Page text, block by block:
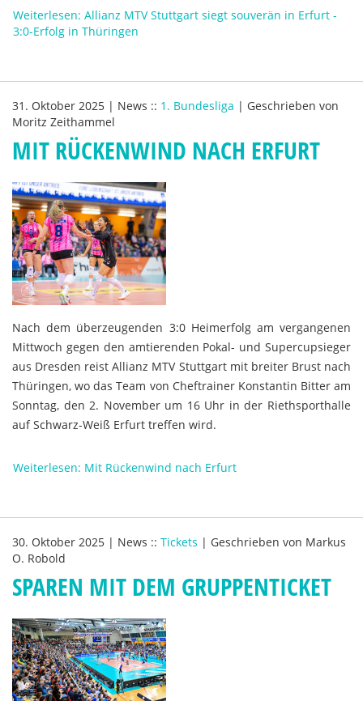
Weiterlesen: Allianz MTV Stuttgart siegt souverän in Erfurt -
3:0-Erfolg in Thüringen
31. Oktober 2025 | News :: 1. Bundesliga | Geschrieben von
Moritz Zeithammel
MIT RÜCKENWIND NACH ERFURT
Nach dem überzeugenden 3:0 Heimerfolg am vergangenen
Mittwoch gegen den amtierenden Pokal- und Supercupsieger
aus Dresden reist Allianz MTV Stuttgart mit breiter Brust nach
Thüringen, wo das Team von Cheftrainer Konstantin Bitter am
Sonntag, den 2. November um 16 Uhr in der Riethsporthalle
auf Schwarz-Weiß Erfurt treffen wird.
Weiterlesen: Mit Rückenwind nach Erfurt
30. Oktober 2025 | News :: Tickets | Geschrieben von Markus
O. Robold
SPAREN MIT DEM GRUPPENTICKET